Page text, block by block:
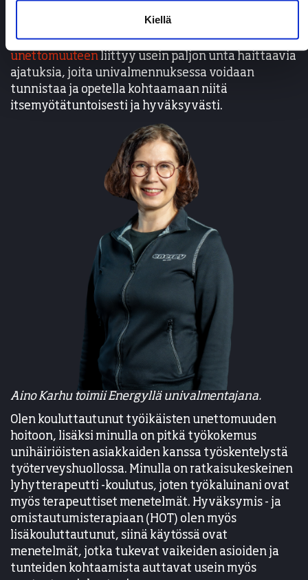
Kiellä
ylivirittymistä lisäävänä tekijänä ja tilanteen
tunnistaminen on tärkeää. Pitkittyneeseen
unettomuuteen liittyy usein paljon unta haittaavia
ajatuksia, joita univalmennuksessa voidaan
tunnistaa ja opetella kohtaamaan niitä
itsemyötätuntoisesti ja hyväksyvästi.
Aino Karhu toimii Energyllä univalmentajana.
Olen kouluttautunut työikäisten unettomuuden
hoitoon, lisäksi minulla on pitkä työkokemus
unihäiriöisten asiakkaiden kanssa työskentelystä
työterveyshuollossa. Minulla on ratkaisukeskeinen
lyhytterapeutti -koulutus, joten työkaluinani ovat
myös terapeuttiset menetelmät. Hyväksymis - ja
omistautumisterapiaan (HOT) olen myös
lisäkouluttautunut, siinä käytössä ovat
menetelmät, jotka tukevat vaikeiden asioiden ja
tunteiden kohtaamista auttavat usein myös